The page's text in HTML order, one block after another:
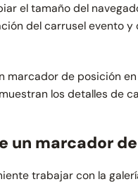
el tamaño del
del carruselevento y
marcador de posición
los detalles de
un marcador
trabajar con la